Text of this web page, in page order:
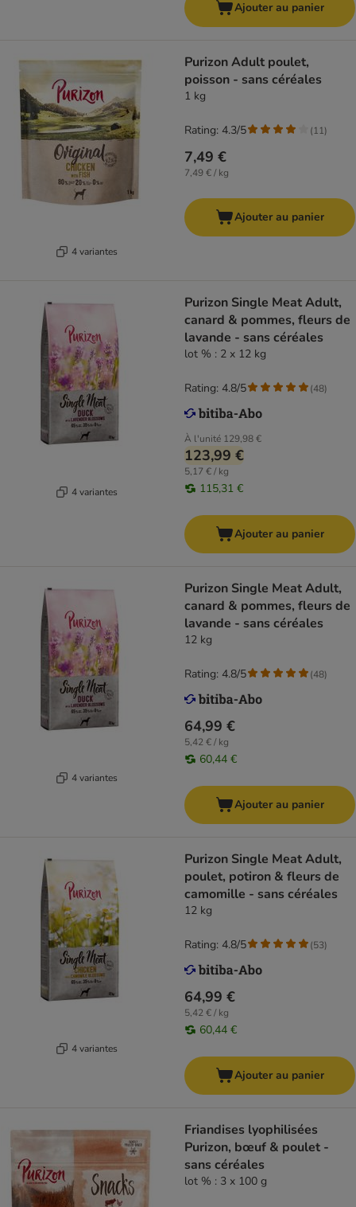
Ajouter au panier
4 variantes
Purizon Adult poulet,
poisson - sans céréales
1 kg
7,49 €
7,49 € / kg
Rating: 4.3/5 (11)
Ajouter au panier
4 variantes
Purizon Single Meat Adult,
canard & pommes, fleurs de
lavande - sans céréales
lot % : 2 x 12 kg
À l'unité 129,98 €
123,99 €
5,17 € / kg
115,31 €
Rating: 4.8/5 (48)
Ajouter au panier
4 variantes
Purizon Single Meat Adult,
canard & pommes, fleurs de
lavande - sans céréales
12 kg
64,99 €
5,42 € / kg
60,44 €
Rating: 4.8/5 (48)
Ajouter au panier
4 variantes
Purizon Single Meat Adult,
poulet, potiron & fleurs de
camomille - sans céréales
12 kg
64,99 €
5,42 € / kg
60,44 €
Rating: 4.8/5 (53)
Ajouter au panier
Friandises lyophilisées
Purizon, bœuf & poulet -
sans céréales
lot % : 3 x 100 g